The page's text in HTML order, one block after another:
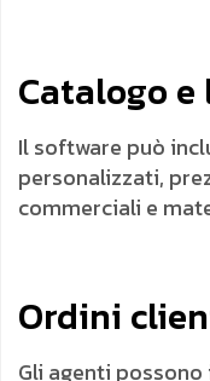
Catalogo
Il software può
personalizzati,
commerciali e
Ordini
Gli agenti